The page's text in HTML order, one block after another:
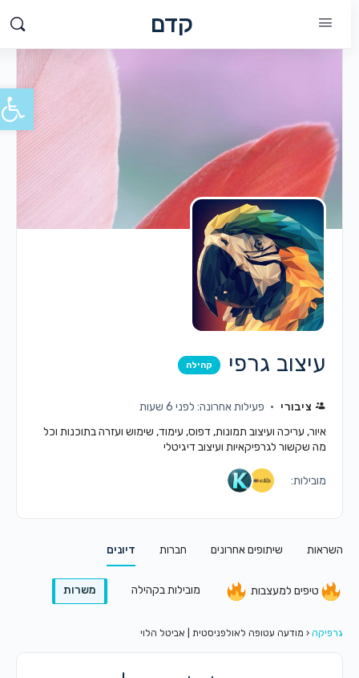
קדם
עיצוב גרפי קהילה
ציבורי
פעילות אחרונה: לפני 6 שעות
איור, עריכה ועיצוב תמונות, דפוס, עימוד, שימוש ועזרה בתוכנות וכל
מה שקשור לגרפיקאיות ועיצוב דיגיטלי
מובילות:
השראות שיתופים אחרונים חברות דיונים
טיפים למעצבות מובילות בקהילה משרות
גרפיקה ‹ מודעה עטופה לאולפניסטית | אביטל הלוי
פתח